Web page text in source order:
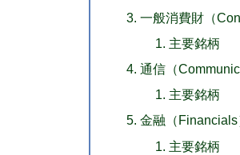
一般消費財（
主要銘柄
通信（
主要銘柄
金融（
主要銘柄